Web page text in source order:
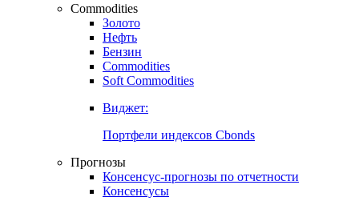
Виджет:
Карта процентных ставок
Commodities
Золото
Бензин
Soft Commodities
Виджет:
Портфели индексов Cbonds